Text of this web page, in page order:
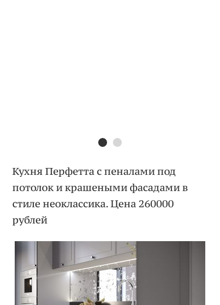
Кухня Перфетта с пеналами под
потолок и крашеными фасадами в
стиле неоклассика. Цена 260000
рублей